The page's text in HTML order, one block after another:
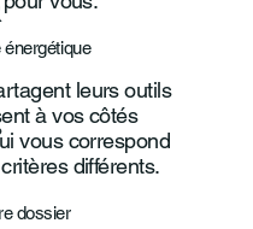
leurs outils
à vos côtés
vous correspond
différents.
dossier